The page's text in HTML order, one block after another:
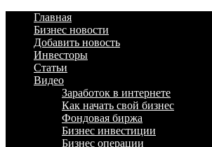
Главная
Бизнес новости
Добавить новость
Инвесторы
Статьи
Видео
Заработок в интернете
Как начать свой бизнес
Фондовая биржа
Бизнес инвестиции
Бизнес операции